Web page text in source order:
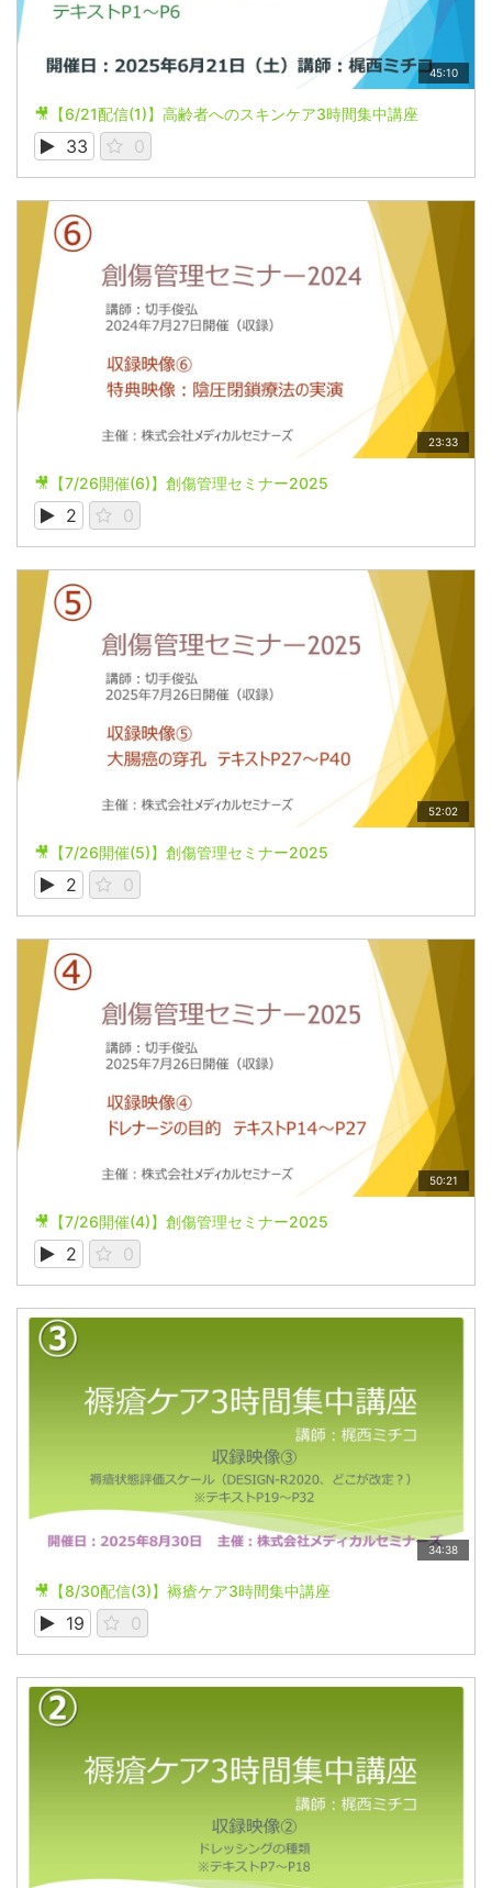
45:10
🎥【6/21配信(1)】高齢者へのスキンケア3時間集中講座
33 0
23:33
🎥【7/26開催(6)】創傷管理セミナー2025
2 0
52:02
🎥【7/26開催(5)】創傷管理セミナー2025
2 0
50:21
🎥【7/26開催(4)】創傷管理セミナー2025
2 0
34:38
🎥【8/30配信(3)】褥瘡ケア3時間集中講座
19 0